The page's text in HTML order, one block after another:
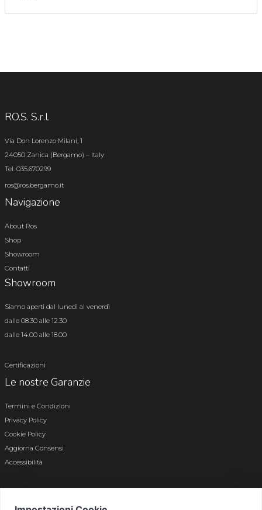
RO.S. S.r.l.
Via Don Lorenzo Milani, 1
24050 Zanica (Bergamo) – Italy
Tel. 035.670299
ros@ros.bergamo.it
Navigazione
About Ros
Shop
Showroom
Contatti
Showroom
Siamo aperti dal lunedì al venerdì
dalle 08.30 alle 12.30
dalle 14.00 alle 18.00
Certificazioni
Le nostre Garanzie
Termini e Condizioni
Privacy Policy
Cookie Policy
Aggiorna Consensi
Accessibilità